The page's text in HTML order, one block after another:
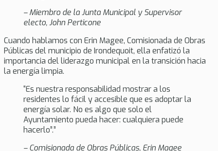
– Miembro de la Junta Municipal y Supervisor
electo, John Perticone
Cuando hablamos con Erin Magee, Comisionada de Obras
Públicas del municipio de Irondequoit, ella enfatizó la
importancia del liderazgo municipal en la transición hacia
la energía limpia.
“Es nuestra responsabilidad mostrar a los
residentes lo fácil y accesible que es adoptar la
energía solar. No es algo que solo el
Ayuntamiento pueda hacer: cualquiera puede
hacerlo”.”
– Comisionada de Obras Públicas, Erin Magee